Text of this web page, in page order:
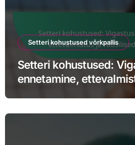
Setteri kohustused võrkpallis
Setteri kohustused:
ennetamine,